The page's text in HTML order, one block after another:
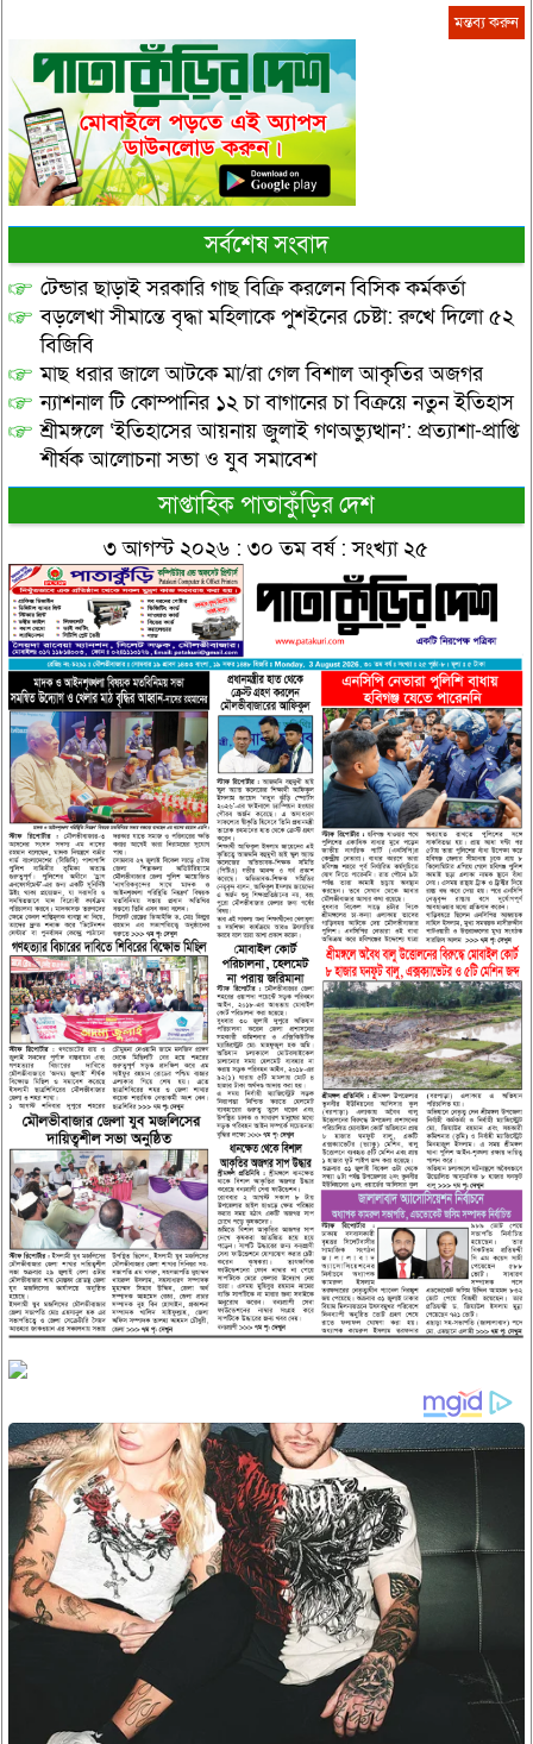
সর্বশেষ সংবাদ
টেন্ডার ছাড়াই সরকারি গাছ বিক্রি করলেন বিসিক কর্মকর্তা
বড়লেখা সীমান্তে বৃদ্ধা মহিলাকে পুশইনের চেষ্টা: রুখে দিলো ৫২
বিজিবি
মাছ ধরার জালে আটকে মা/রা গেল বিশাল আকৃতির অজগর
ন্যাশনাল টি কোম্পানির ১২ চা বাগানের চা বিক্রয়ে নতুন ইতিহাস
শ্রীমঙ্গলে ‘ইতিহাসের আয়নায় জুলাই গণঅভ্যুত্থান’: প্রত্যাশা-প্রাপ্তি
শীর্ষক আলোচনা সভা ও যুব সমাবেশ
সাপ্তাহিক পাতাকুঁড়ির দেশ
৩ আগস্ট ২০২৬ : ৩০ তম বর্ষ : সংখ্যা ২৫